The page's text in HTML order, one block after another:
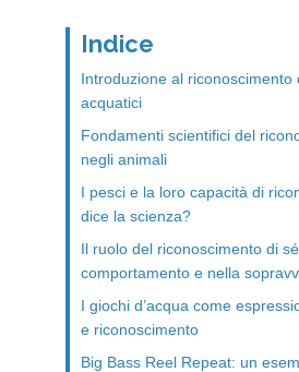
Indice
Introduzione al riconoscimento
acquatici
Fondamenti scientifici del
negli animali
I pesci e la loro capacità di
dice la scienza?
Il ruolo del riconoscimento di
comportamento e nella
I giochi d’acqua come
e riconoscimento
Big Bass Reel Repeat: un